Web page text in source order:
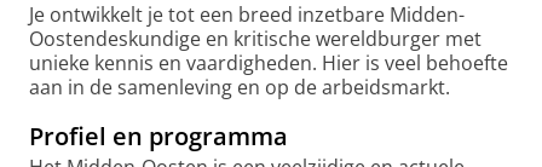
Je ontwikkelt je tot een breed inzetbare Midden-
Oostendeskundige en kritische wereldburger met
unieke kennis en vaardigheden. Hier is veel behoefte
aan in de samenleving en op de arbeidsmarkt.
Profiel en programma